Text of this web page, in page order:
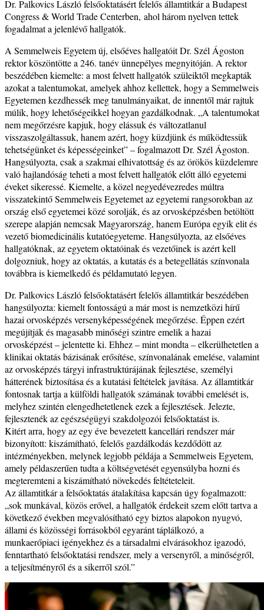
Dr. Palkovics László felsőoktatásért felelős államtitkár a Budapest
Congress & World Trade Centerben, ahol három nyelven tettek
fogadalmat a jelenlévő hallgatók.
A Semmelweis Egyetem új, elsőéves hallgatóit Dr. Szél Ágoston
rektor köszöntötte a 246. tanév ünnepélyes megnyitóján. A rektor
beszédében kiemelte: a most felvett hallgatók szüleiktől megkapták
azokat a talentumokat, amelyek ahhoz kellettek, hogy a Semmelweis
Egyetemen kezdhessék meg tanulmányaikat, de innentől már rajtuk
múlik, hogy lehetőségeikkel hogyan gazdálkodnak. „A talentumokat
nem megőrzésre kapjuk, hogy elássuk és változatlanul
visszaszolgáltassuk, hanem azért, hogy küzdjünk és működtessük
tehetségünket és képességeinket” – fogalmazott Dr. Szél Ágoston.
Hangsúlyozta, csak a szakmai elhivatottság és az örökös küzdelemre
való hajlandóság teheti a most felvett hallgatók előtt álló egyetemi
éveket sikeressé. Kiemelte, a közel negyedévezredes múltra
visszatekintő Semmelweis Egyetemet az egyetemi rangsorokban az
ország első egyetemei közé sorolják, és az orvosképzésben betöltött
szerepe alapján nemcsak Magyarország, hanem Európa egyik elit és
vezető biomedicinális kutatóegyeteme. Hangsúlyozta, az elsőéves
hallgatóknak, az egyetem oktatóinak és vezetőinek is azért kell
dolgozniuk, hogy az oktatás, a kutatás és a betegellátás színvonala
továbbra is kiemelkedő és példamutató legyen.
Dr. Palkovics László felsőoktatásért felelős államtitkár beszédében
hangsúlyozta: kiemelt fontosságú a már most is nemzetközi hírű
hazai orvosképzés versenyképességének megőrzése. Éppen ezért
megújítják és magasabb minőségi szintre emelik a hazai
orvosképzést – jelentette ki. Ehhez – mint mondta – elkerülhetetlen a
klinikai oktatás bázisának erősítése, színvonalának emelése, valamint
az orvosképzés tárgyi infrastruktúrájának fejlesztése, személyi
hátterének biztosítása és a kutatási feltételek javítása. Az államtitkár
fontosnak tartja a külföldi hallgatók számának további emelését is,
melyhez szintén elengedhetetlenek ezek a fejlesztések. Jelezte,
fejlesztenék az egészségügyi szakdolgozói felsőoktatást is.
Kitért arra, hogy az egy éve bevezetett kancellári rendszer már
bizonyított: kiszámítható, felelős gazdálkodás kezdődött az
intézményekben, melynek legjobb példája a Semmelweis Egyetem,
amely példaszerűen tudta a költségvetését egyensúlyba hozni és
megteremteni a kiszámítható növekedés feltéteteleit.
Az államtitkár a felsőoktatás átalakítása kapcsán úgy fogalmazott:
„sok munkával, közös erővel, a hallgatók érdekeit szem előtt tartva a
következő években megvalósítható egy biztos alapokon nyugvó,
állami és közösségi forrásokból egyaránt táplálkozó, a
munkaerőpiaci igényekhez és a társadalmi elvárásokhoz igazodó,
fenntartható felsőoktatási rendszer, mely a versenyről, a minőségről,
a teljesítményről és a sikerről szól.”